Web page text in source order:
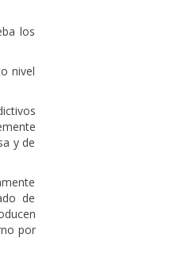
los
nivel
y de
de
por